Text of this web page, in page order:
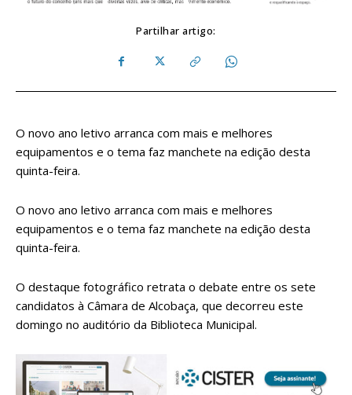
Partilhar artigo:
O novo ano letivo arranca com mais e melhores
equipamentos e o tema faz manchete na edição desta
quinta-feira.
O novo ano letivo arranca com mais e melhores
equipamentos e o tema faz manchete na edição desta
quinta-feira.
O destaque fotográfico retrata o debate entre os sete
candidatos à Câmara de Alcobaça, que decorreu este
domingo no auditório da Biblioteca Municipal.